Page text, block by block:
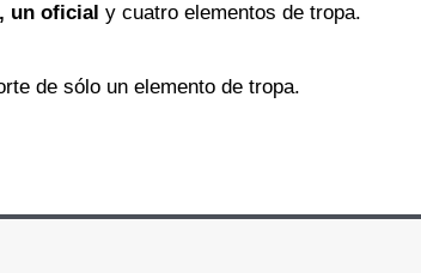
un oficial y cuatro elementos de tropa.
de sólo un elemento de tropa.